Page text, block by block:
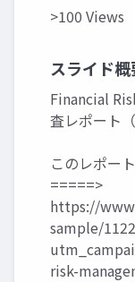
>100 Views
スライド概
Financial
査レポート
このレポー
=====>
https://
sample/
risk-